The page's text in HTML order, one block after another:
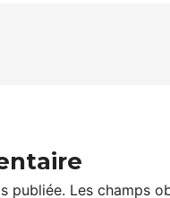
publiée. Les champs